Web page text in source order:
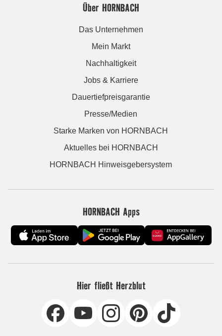
Über HORNBACH
Das Unternehmen
Mein Markt
Nachhaltigkeit
Jobs & Karriere
Dauertiefpreisgarantie
Presse/Medien
Starke Marken von HORNBACH
Aktuelles bei HORNBACH
HORNBACH Hinweisgebersystem
HORNBACH Apps
Hier fließt Herzblut